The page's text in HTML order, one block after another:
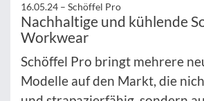
16.05.24 – Schöffel Pro
Nachhaltige und kühlende
Workwear
Schöffel Pro bringt mehrere
Modelle auf den Markt, die